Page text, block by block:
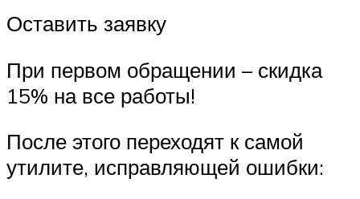
Оставить заявку
При первом обращении – скидка
15% на все работы!
После этого переходят к самой
утилите, исправляющей ошибки: